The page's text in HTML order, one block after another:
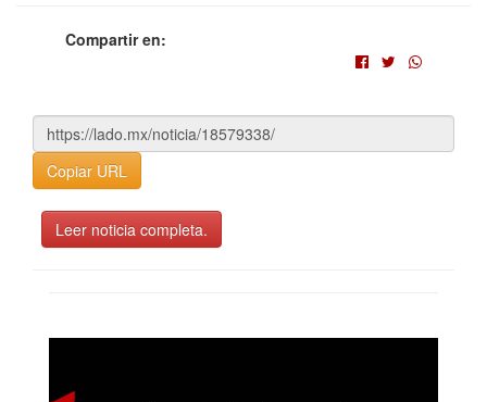
Compartir en:
Copiar URL
Leer noticia completa.